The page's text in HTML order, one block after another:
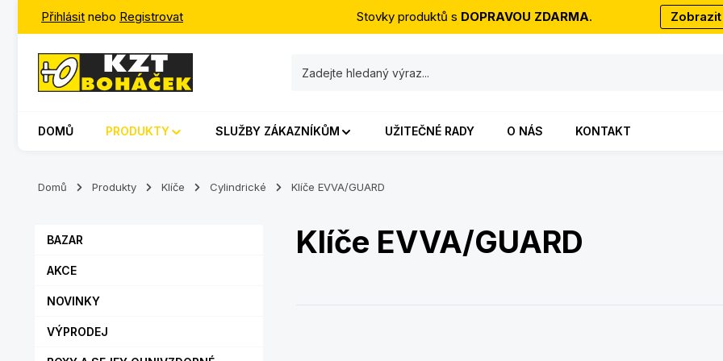
na hlavní obsah
Přeskočit na vyhledávání
Přeskočit na hlavní navigaci
Přihlásit nebo Registrovat Stovky produktů s DOPRAVOU ZDARMA.
DOMŮ PRODUKTY SLUŽBY ZÁKAZNÍKŮM UŽITEČNÉ RADY O NÁS KONTAKT
Domů Produkty Klíče Cylindrické Klíče EVVA/GUARD
BAZAR
AKCE
NOVINKY
VÝPRODEJ
Klíče EVVA/GUARD